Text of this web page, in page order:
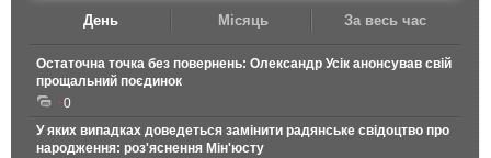
День Місяць За весь час
Остаточна точка без повернень: Олександр Усік анонсував свій
прощальний поєдинок
0
У яких випадках доведеться замінити радянське свідоцтво про
народження: роз'яснення Мін'юсту